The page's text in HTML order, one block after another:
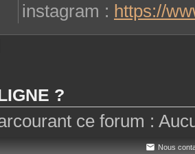
instagram : https://
?
ce forum :
Nous